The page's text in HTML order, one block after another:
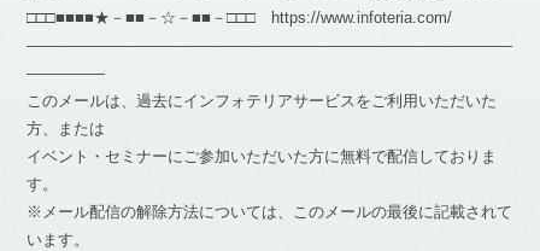
□□□■■■■★－■■－☆－■■－□□□ https://www.infoteria.com/
―――――――――――――――――――――――――――――――
―――――
このメールは、過去にインフォテリアサービスをご利用いただいた
方、または
イベント・セミナーにご参加いただいた方に無料で配信しておりま
す。
※メール配信の解除方法については、このメールの最後に記載されて
います。